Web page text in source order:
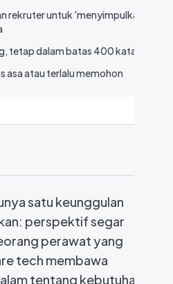
rekruter untuk 'menyimpulkan
tetap dalam batas 400 kata
asa atau terlalu memohon
satu keunggulan
perspektif segar
perawat yang
tech membawa
tentang kebutuhan